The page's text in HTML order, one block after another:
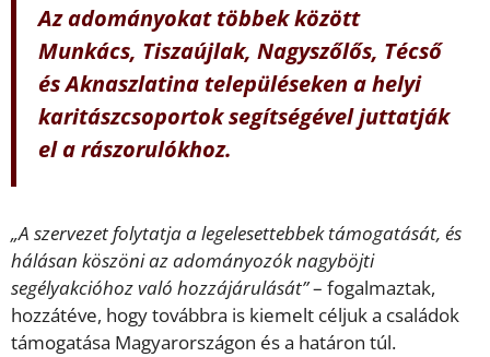
Az adományokat többek között
Munkács, Tiszaújlak, Nagyszőlős, Técső
és Aknaszlatina településeken a helyi
karitászcsoportok segítségével juttatják
el a rászorulókhoz.
„A szervezet folytatja a legelesettebbek támogatását, és
hálásan köszöni az adományozók nagyböjti
segélyakcióhoz való hozzájárulását”– fogalmaztak,
hozzátéve, hogy továbbra is kiemelt céljuk a családok
támogatása Magyarországon és a határon túl.